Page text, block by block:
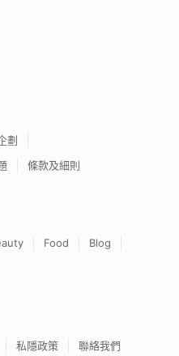
劃
條款及細則
Food
Blog
私隱政策 聯絡我們